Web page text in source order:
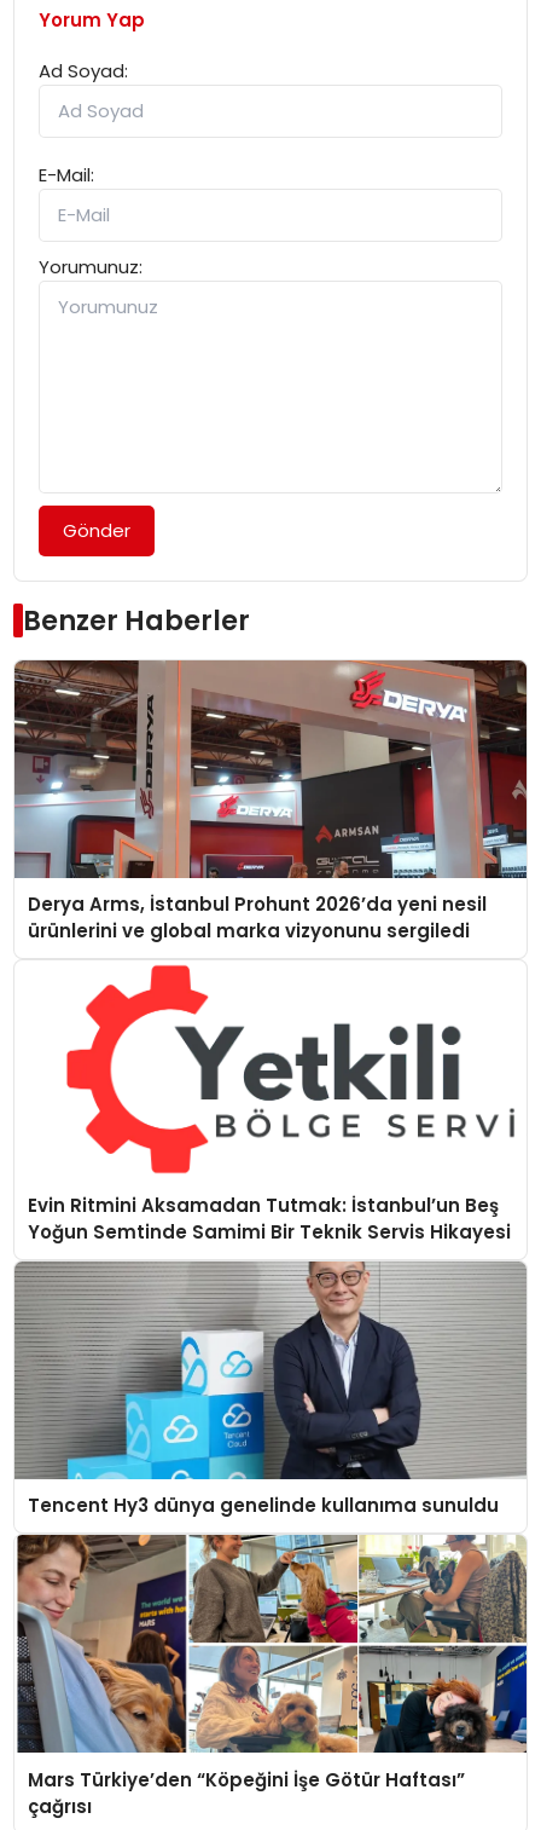
Yorum Yap
Ad Soyad:
E-Mail:
Yorumunuz:
Gönder
Benzer Haberler
Derya Arms, İstanbul Prohunt 2026’da yeni nesil
ürünlerini ve global marka vizyonunu sergiledi
Evin Ritmini Aksamadan Tutmak: İstanbul’un Beş
Yoğun Semtinde Samimi Bir Teknik Servis Hikayesi
Tencent Hy3 dünya genelinde kullanıma sunuldu
Mars Türkiye’den “Köpeğini İşe Götür Haftası”
çağrısı